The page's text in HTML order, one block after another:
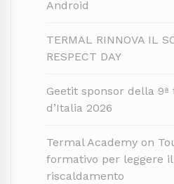
Android
TERMAL RINNOVA IL
RESPECT DAY
Geetit sponsor della 9ª
d’Italia 2026
Termal Academy on
formativo per leggere
riscaldamento